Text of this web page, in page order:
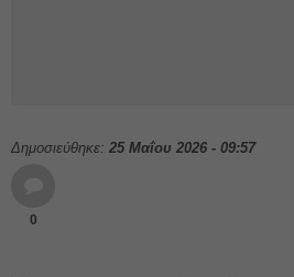
Δημοσιεύθηκε: 25 Μαΐου 2026 - 09:57
0